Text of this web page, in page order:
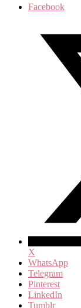
Facebook
X
WhatsApp
Telegram
Pinterest
LinkedIn
Tumblr